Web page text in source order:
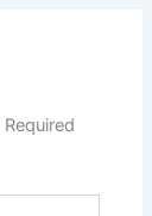
Required